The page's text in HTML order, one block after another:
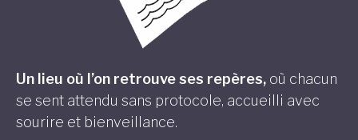
Un lieu où l’on retrouve ses repères, où chacun
se sent attendu sans protocole, accueilli avec
sourire et bienveillance.